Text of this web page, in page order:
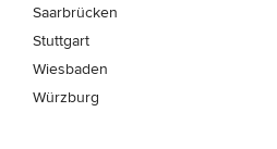
Saarbrücken
Stuttgart
Wiesbaden
Würzburg